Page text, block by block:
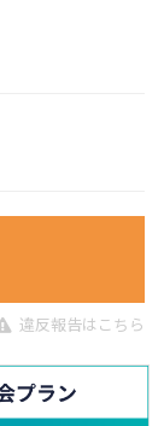
違反報告はこちら